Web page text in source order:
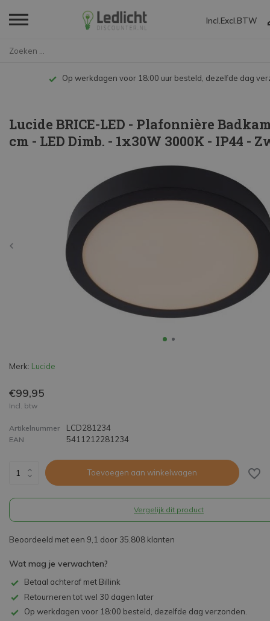
Incl. Excl. BTW
Op werkdagen voor 18:00 uur besteld, dezelfde dag
Lucide BRICE-LED - Plafonnière
cm - LED Dimb. - 1x30W 3000K - IP44 -
Merk: Lucide
€99,95
Incl. btw
Artikelnummer LCD281234
EAN 5411212281234
Toevoegen aan winkelwagen
Vergelijk dit product
Beoordeeld met een 9,1 door 35.808 klanten
Wat mag je verwachten?
Betaal achteraf met Billink
Retourneren tot wel 30 dagen later
Op werkdagen voor 18:00 besteld, dezelfde dag verzonden.